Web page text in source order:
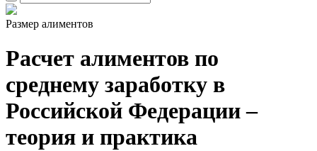
Размер алиментов
Расчет алиментов по
среднему заработку в
Российской Федерации –
теория и практика